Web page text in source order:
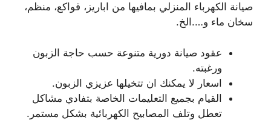
صيانة الكهرباء المنزلي بمافيها من اباريز، قواكع، منظم،
سخان ماء و….الخ.
عقود صيانة دورية متنوعة حسب حاجة الزبون
ورغبته.
اسعار لا يمكنك ان تتخيلها عزيزي الزبون.
القيام بجميع التعليمات الخاصة بتفادي مشاكل
تعطل وتلف المصابيح الكهربائية بشكل مستمر.